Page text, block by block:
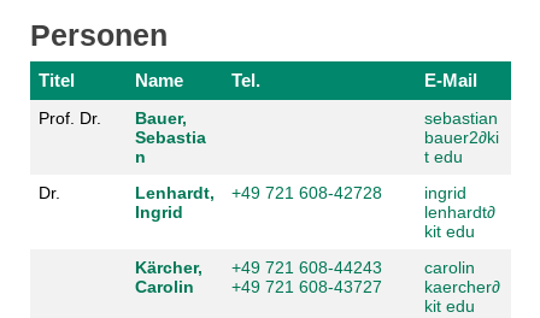
Personen
Titel Name Tel. E-Mail
Prof. Dr.
Bauer,
Sebastia
n
sebastian
bauer2∂ki
t edu
Dr.
Lenhardt,
Ingrid
+49 721 608-42728
ingrid
lenhardt∂
kit edu
Kärcher,
Carolin
+49 721 608-44243
+49 721 608-43727
carolin
kaercher∂
kit edu